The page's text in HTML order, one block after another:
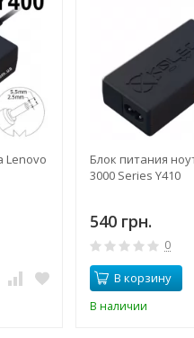
Lenovo
Блок питания
3000 Series Y410
540 грн.
0
В корзину
В наличии